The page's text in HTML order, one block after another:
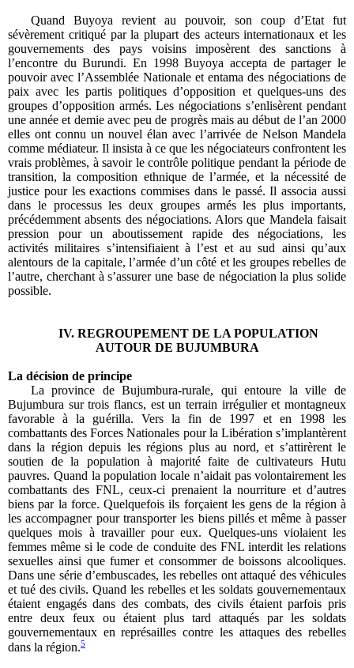
Quand Buyoya revient au pouvoir, son coup d’Etat fut
sévèrement critiqué par la plupart des acteurs internationaux et les
gouvernements des pays voisins imposèrent des sanctions à
l’encontre du Burundi. En 1998 Buyoya accepta de partager le
pouvoir avec l’Assemblée Nationale et entama des négociations de
paix avec les partis politiques d’opposition et quelques-uns des
groupes d’opposition armés. Les négociations s’enlisèrent pendant
une année et demie avec peu de progrès mais au début de l’an 2000
elles ont connu un nouvel élan avec l’arrivée de Nelson Mandela
comme médiateur. Il insista à ce que les négociateurs confrontent les
vrais problèmes, à savoir le contrôle politique pendant la période de
transition, la composition ethnique de l’armée, et la nécessité de
justice pour les exactions commises dans le passé. Il associa aussi
dans le processus les deux groupes armés les plus importants,
précédemment absents des négociations. Alors que Mandela faisait
pression pour un aboutissement rapide des négociations, les
activités militaires s’intensifiaient à l’est et au sud ainsi qu’aux
alentours de la capitale, l’armée d’un côté et les groupes rebelles de
l’autre, cherchant à s’assurer une base de négociation la plus solide
possible.
IV. REGROUPEMENT DE LA POPULATION
AUTOUR DE BUJUMBURA
La décision de principe
La province de Bujumbura-rurale, qui entoure la ville de
Bujumbura sur trois flancs, est un terrain irrégulier et montagneux
favorable à la guérilla. Vers la fin de 1997 et en 1998 les
combattants des Forces Nationales pour la Libération s’implantèrent
dans la région depuis les régions plus au nord, et s’attirèrent le
soutien de la population à majorité faite de cultivateurs Hutu
pauvres. Quand la population locale n’aidait pas volontairement les
combattants des FNL, ceux-ci prenaient la nourriture et d’autres
biens par la force. Quelquefois ils forçaient les gens de la région à
les accompagner pour transporter les biens pillés et même à passer
quelques mois à travailler pour eux. Quelques-uns violaient les
femmes même si le code de conduite des FNL interdit les relations
sexuelles ainsi que fumer et consommer de boissons alcooliques.
Dans une série d’embuscades, les rebelles ont attaqué des véhicules
et tué des civils. Quand les rebelles et les soldats gouvernementaux
étaient engagés dans des combats, des civils étaient parfois pris
entre deux feux ou étaient plus tard attaqués par les soldats
gouvernementaux en représailles contre les attaques des rebelles
dans la région.5